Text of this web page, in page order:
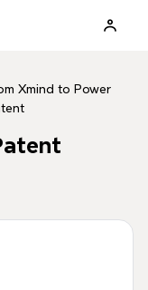
Xmind to Power